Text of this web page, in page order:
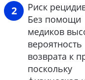
Риск
Без помощи
медиков
вероятность
возврата к
поскольку